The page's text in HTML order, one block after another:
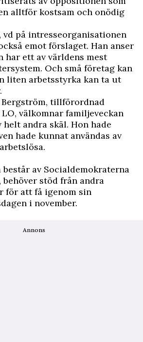
alltför kostsam och onödig
vd på intresseorganisationen
emot förslaget. Han anser
har ett av världens mest
Och små företag kan
liten arbetsstyrka kan ta ut
Bergström, tillförordnad
välkomnar familjeveckan
andra skäl. Hon hade
hade kunnat användas av
består av Socialdemokraterna
stöd från andra
för att få igenom sin
i november.
Annons